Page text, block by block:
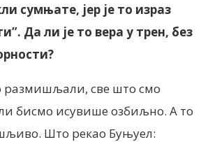
сумњате, јер је то израз
Да ли је то вера у трен, без
размишљали, све што смо
бисмо исувише озбиљно. А то
Што рекао Буњуел: